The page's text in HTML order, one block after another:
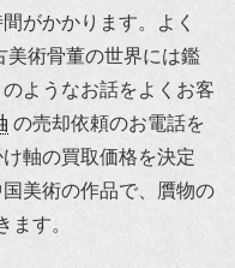
がかかります。よく
美術骨董の世界には鑑
ようなお話をよくお客
の売却依頼のお電話を
軸の買取価格を決定
美術の作品で、贋物の
ます。